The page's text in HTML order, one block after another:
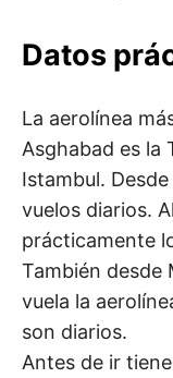
Datos
La aerolínea
Asghabad es la
Istambul.
vuelos diarios.
prácticamente
También desde
vuela la
son diarios.
Antes de ir